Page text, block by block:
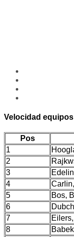
Velocidad
Pos
1
2
3
4
5
Bos,
6
7
8